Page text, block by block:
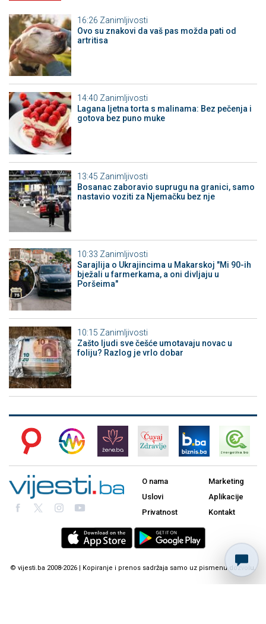
16:26 Zanimljivosti
Ovo su znakovi da vaš pas možda pati od
artritisa
14:40 Zanimljivosti
Lagana ljetna torta s malinama: Bez pečenja i
gotova bez puno muke
13:45 Zanimljivosti
Bosanac zaboravio suprugu na granici, samo
nastavio voziti za Njemačku bez nje
10:33 Zanimljivosti
Sarajlija o Ukrajincima u Makarskoj "Mi 90-ih
bježali u farmerkama, a oni divljaju u
Poršeima"
10:15 Zanimljivosti
Zašto ljudi sve češće umotavaju novac u
foliju? Razlog je vrlo dobar
O nama
Uslovi
Privatnost
Marketing
Aplikacije
Kontakt
© vijesti.ba 2008-2026 | Kopiranje i prenos sadržaja samo uz pismenu dozvolu.